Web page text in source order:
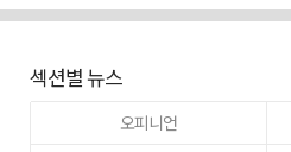
섹션별 뉴스
오피니언